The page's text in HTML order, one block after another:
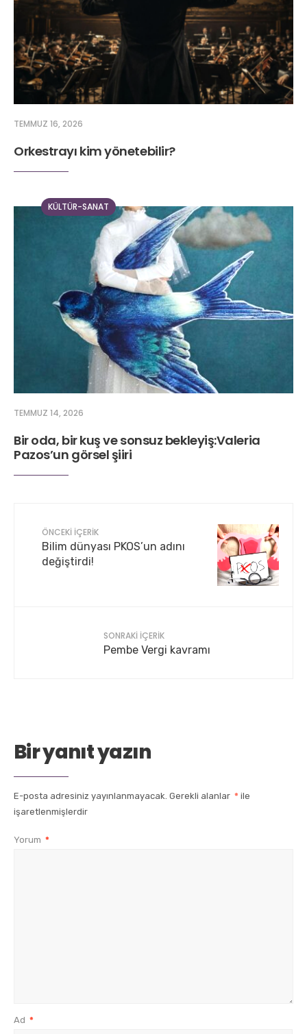
TEMMUZ 16, 2026
Orkestrayı kim yönetebilir?
KÜLTÜR-SANAT
TEMMUZ 14, 2026
Bir oda, bir kuş ve sonsuz bekleyiş:Valeria
Pazos’un görsel şiiri
ÖNCEKI İÇERIK
Bilim dünyası PKOS’un adını
değiştirdi!
SONRAKI İÇERIK
Pembe Vergi kavramı
Bir yanıt yazın
E-posta adresiniz yayınlanmayacak. Gerekli alanlar * ile
işaretlenmişlerdir
Yorum *
Ad *